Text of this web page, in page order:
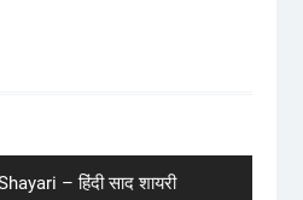
– हिंदी साद शायरी